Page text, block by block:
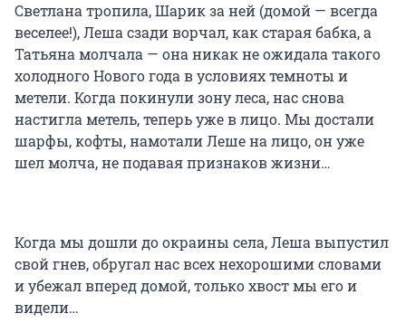
Светлана тропила, Шарик за ней (домой — всегда
веселее!), Леша сзади ворчал, как старая бабка, а
Татьяна молчала — она никак не ожидала такого
холодного Нового года в условиях темноты и
метели. Когда покинули зону леса, нас снова
настигла метель, теперь уже в лицо. Мы достали
шарфы, кофты, намотали Леше на лицо, он уже
шел молча, не подавая признаков жизни…
Когда мы дошли до окраины села, Леша выпустил
свой гнев, обругал нас всех нехорошими словами
и убежал вперед домой, только хвост мы его и
видели…